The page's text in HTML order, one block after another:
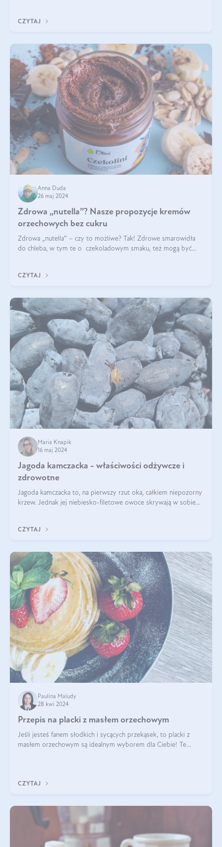
CZYTAJ
Anna Duda
26 maj 2024
Zdrowa „nutella”? Nasze propozycje kremów
orzechowych bez cukru
Zdrowa „nutella” – czy to możliwe? Tak! Zdrowe smarowidła
do chleba, w tym te o czekoladowym smaku, też mogą być
CZYTAJ
Maria Knapik
16 maj 2024
Jagoda kamczacka - właściwości odżywcze i
zdrowotne
Jagoda kamczacka to, na pierwszy rzut oka, całkiem niepozorny
krzew. Jednak jej niebiesko-filetowe owoce skrywają w sobie
CZYTAJ
Paulina Maludy
28 kwi 2024
Przepis na placki z masłem orzechowym
Jeśli jesteś fanem słodkich i sycących przekąsek, to placki z
masłem orzechowym są idealnym wyborem dla Ciebie! Te
CZYTAJ